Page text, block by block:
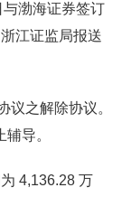
渤海证券签订
江证监局报送
议之解除协议。
辅导。
4,136.28 万